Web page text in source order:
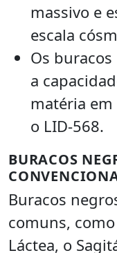
massivo e
escala
Os
a
matéria
o LID-568.
BURACOS
Buracos
comuns,
Láctea, o